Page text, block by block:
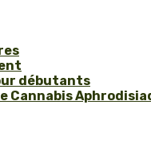
débutants
Cannabis